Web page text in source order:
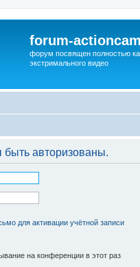
forum-
форум посвящен полностью
экстримального видео
авторизованы.
для активации учётной записи
на конференции в этот раз